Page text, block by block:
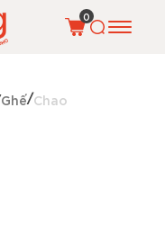
0
Ghế Chao